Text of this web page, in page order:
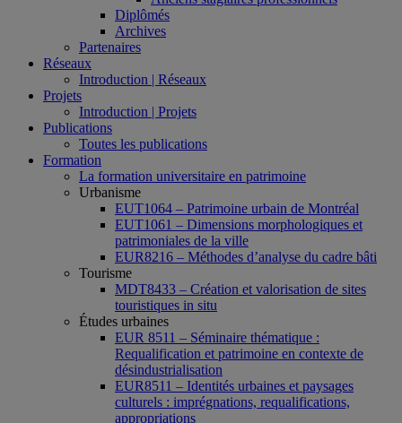
Diplômés
Archives
Partenaires
Réseaux
Introduction | Réseaux
Projets
Introduction | Projets
Publications
Toutes les publications
Formation
La formation universitaire en patrimoine
Urbanisme
EUT1064 – Patrimoine urbain de Montréal
EUT1061 – Dimensions morphologiques et
patrimoniales de la ville
EUR8216 – Méthodes d’analyse du cadre bâti
Tourisme
MDT8433 – Création et valorisation de sites
touristiques in situ
Études urbaines
EUR 8511 – Séminaire thématique :
Requalification et patrimoine en contexte de
désindustrialisation
EUR8511 – Identités urbaines et paysages
culturels : imprégnations, requalifications,
appropriations